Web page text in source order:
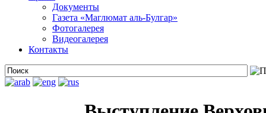
Документы
Газета «Маглюмат аль-Булгар»
Фотогалерея
Видеогалерея
Контакты